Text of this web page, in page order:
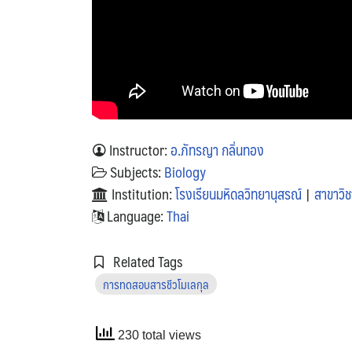
Instructor:อ.ภัทรญา กลิ่นทอง
Subjects:Biology
Institution:โรงเรียนมหิดลวิทยานุสรณ์ | สาขาวิ
Language:Thai
Related Tags
การทดสอบสารชีวโมเลกุล
230 total views